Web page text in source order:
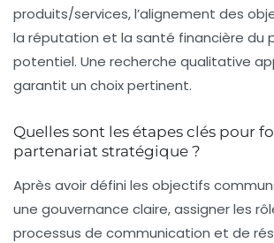
produits/services, l’alignement des
la réputation et la santé financière du
potentiel. Une recherche qualitative
garantit un choix pertinent.
Quelles sont les étapes clés pour
partenariat stratégique ?
Après avoir défini les objectifs
une gouvernance claire, assigner les
processus de communication et de